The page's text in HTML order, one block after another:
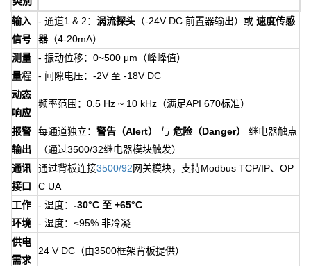
输入
信号
- 通道1 & 2： 涡流探头 （-24V DC 前置器输出）或 速度传感
器（4-20mA）
测量
量程
- 振动位移：0~500 μm（峰峰值）
- 间隙电压：-2V 至 -18V DC
动态
响应
频率范围：0.5 Hz ~ 10 kHz（满足API 670标准）
报警
输出
每通道独立： 警告（Alert） 与 危险（Danger）
继电器触点
（通过3500/32继电器模块触发）
通讯
接口
通过背板连接3500/92网关模块，支持Modbus TCP/IP、OP
C UA
工作
环境
- 温度： -30°C 至 +65°C
- 湿度：≤95% 非冷凝
供电
需求
24 V DC（由3500框架背板提供）